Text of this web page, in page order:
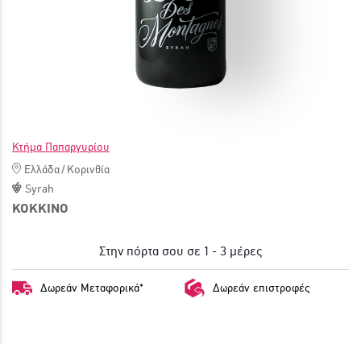
Κτήμα Παπαργυρίου
Ελλάδα/Κορινθία
Syrah
ΚΟΚΚΙΝΟ
Στην πόρτα σου σε 1 - 3 μέρες
Δωρεάν Μεταφορικά* Δωρεάν επιστροφές